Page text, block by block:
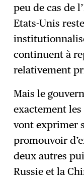
peu de cas de
Etats-Unis
continuent à
relativement
Mais le
exactement
vont exprimer
promouvoir
deux autres
Russie et la